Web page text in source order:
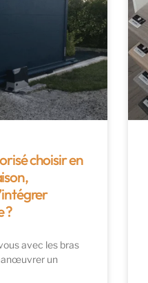
choisir en
?
avec les bras
un